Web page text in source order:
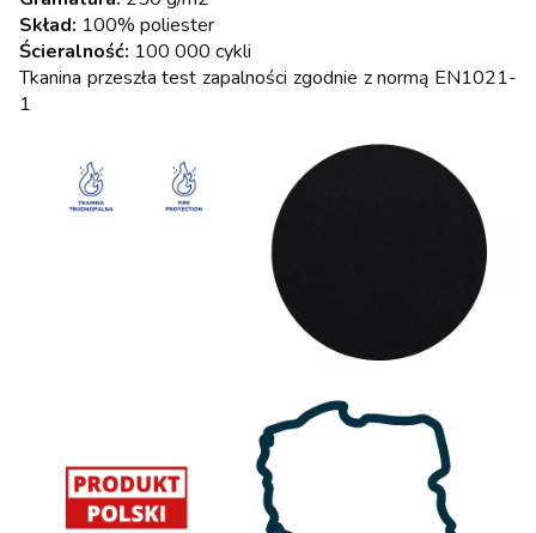
Skład: 100% poliester
Ścieralność: 100 000 cykli
Tkanina przeszła test zapalności zgodnie z normą EN1021-
1